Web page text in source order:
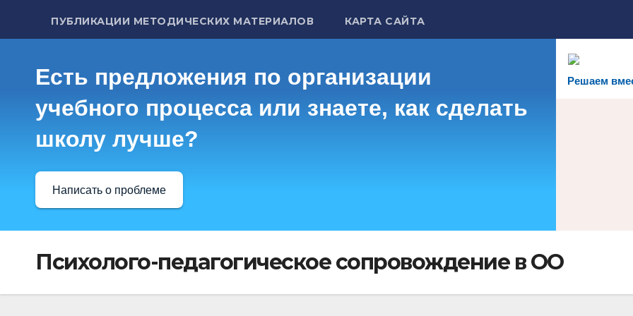
ПУБЛИКАЦИИ МЕТОДИЧЕСКИХ МАТЕРИАЛОВ КАРТА САЙТА
Решаем
Есть предложения по организации
учебного процесса или знаете, как сделать
школу лучше?
Написать о проблеме
Психолого-педагогическое сопровождение в ОО